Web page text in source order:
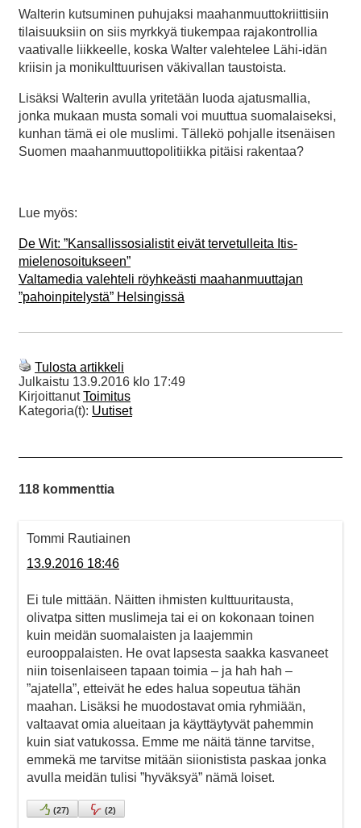
Walterin kutsuminen puhujaksi maahanmuuttokriittisiin
tilaisuuksiin on siis myrkkyä tiukempaa rajakontrollia
vaativalle liikkeelle, koska Walter valehtelee Lähi-idän
kriisin ja monikulttuurisen väkivallan taustoista.
Lisäksi Walterin avulla yritetään luoda ajatusmallia,
jonka mukaan musta somali voi muuttua suomalaiseksi,
kunhan tämä ei ole muslimi. Tällekö pohjalle itsenäisen
Suomen maahanmuuttopolitiikka pitäisi rakentaa?
Lue myös:
De Wit: ”Kansallissosialistit eivät tervetulleita Itis-
mielenosoitukseen”
Valtamedia valehteli röyhkeästi maahanmuuttajan
”pahoinpitelystä” Helsingissä
Tulosta artikkeli
Julkaistu 13.9.2016 klo 17:49
KirjoittanutToimitus
Kategoria(t): Uutiset
118 kommenttia
Tommi Rautiainen
13.9.2016 18:46
Ei tule mittään. Näitten ihmisten kulttuuritausta,
olivatpa sitten muslimeja tai ei on kokonaan toinen
kuin meidän suomalaisten ja laajemmin
eurooppalaisten. He ovat lapsesta saakka kasvaneet
niin toisenlaiseen tapaan toimia – ja hah hah –
”ajatella”, etteivät he edes halua sopeutua tähän
maahan. Lisäksi he muodostavat omia ryhmiään,
valtaavat omia alueitaan ja käyttäytyvät pahemmin
kuin siat vatukossa. Emme me näitä tänne tarvitse,
emmekä me tarvitse mitään siionistista paskaa jonka
avulla meidän tulisi ”hyväksyä” nämä loiset.
(27) (2)